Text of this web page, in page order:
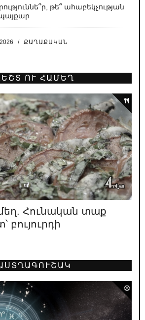
թե՞ ահաբեկչության
/ ՔԱՂԱՔԱԿԱՆ
/ ԿԱՐԵՎՈՐ
բեմադրած հիստերիան՝
գրված սցենարով
/ ՔԱՂԱՔԱԿԱՆ
ու աքսիոմատիկ
/ ԿԱՐԵՎՈՐ
բերած պատերազմների
պաշտոնական թիվը՝ 4948
ԿԱՐԵՎՈՐ
կանգնիր «թուլանալու և հաճույք
/ ԿԱՐԵՎՈՐ
Պետրոսյանը գնահատում է
դեր ունեցած 4 օղակների
ՈՒ ՀԱՄԵՂ
Հունական տաք
բույուրդի